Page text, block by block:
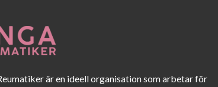
är en ideell organisation som arbetar för